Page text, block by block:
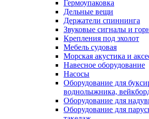
Гермоупаковка
Дельные вещи
Держатели спиннинга
Звуковые сигналы и
Крепления под эхолот
Мебель судовая
Морская акустика и
Навесное оборудование
Насосы
Оборудование для
воднолыжника,
Оборудование для
Оборудование для